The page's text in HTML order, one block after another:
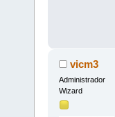
vicm3
Administrador
Wizard